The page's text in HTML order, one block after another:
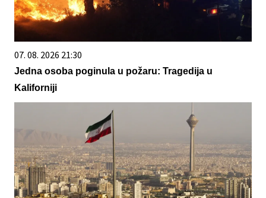
07. 08. 2026 21:30
Jedna osoba poginula u požaru: Tragedija u
Kaliforniji